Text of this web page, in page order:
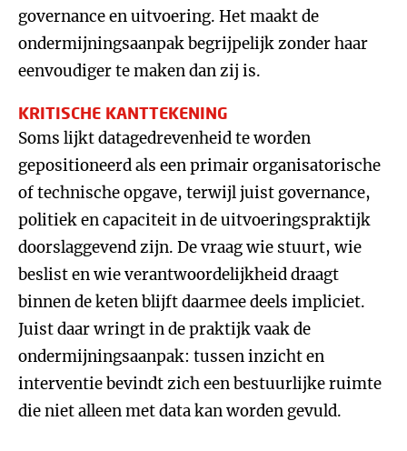
governance en uitvoering. Het maakt de
ondermijningsaanpak begrijpelijk zonder haar
eenvoudiger te maken dan zij is.
KRITISCHE KANTTEKENING
Soms lijkt datagedrevenheid te worden
gepositioneerd als een primair organisatorische
of technische opgave, terwijl juist governance,
politiek en capaciteit in de uitvoeringspraktijk
doorslaggevend zijn. De vraag wie stuurt, wie
beslist en wie verantwoordelijkheid draagt
binnen de keten blijft daarmee deels impliciet.
Juist daar wringt in de praktijk vaak de
ondermijningsaanpak: tussen inzicht en
interventie bevindt zich een bestuurlijke ruimte
die niet alleen met data kan worden gevuld.